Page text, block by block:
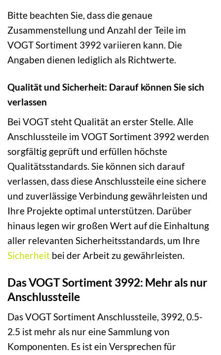
Bitte beachten Sie, dass die genaue
Zusammenstellung und Anzahl der Teile im
VOGT Sortiment 3992 variieren kann. Die
Angaben dienen lediglich als Richtwerte.
Qualität und Sicherheit: Darauf können Sie sich
verlassen
Bei VOGT steht Qualität an erster Stelle. Alle
Anschlussteile im VOGT Sortiment 3992 werden
sorgfältig geprüft und erfüllen höchste
Qualitätsstandards. Sie können sich darauf
verlassen, dass diese Anschlussteile eine sichere
und zuverlässige Verbindung gewährleisten und
Ihre Projekte optimal unterstützen. Darüber
hinaus legen wir großen Wert auf die Einhaltung
aller relevanten Sicherheitsstandards, um Ihre
Sicherheit bei der Arbeit zu gewährleisten.
Das VOGT Sortiment 3992: Mehr als nur
Anschlussteile
Das VOGT Sortiment Anschlussteile, 3992, 0.5-
2.5 ist mehr als nur eine Sammlung von
Komponenten. Es ist ein Versprechen für